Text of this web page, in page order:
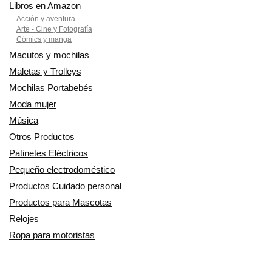
Libros en Amazon
Acción y aventura
Arte - Cine y Fotografía
Cómics y manga
Macutos y mochilas
Maletas y Trolleys
Mochilas Portabebés
Moda mujer
Música
Otros Productos
Patinetes Eléctricos
Pequeño electrodoméstico
Productos Cuidado personal
Productos para Mascotas
Relojes
Ropa para motoristas